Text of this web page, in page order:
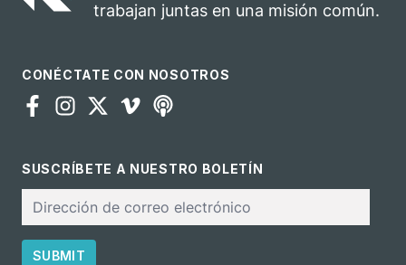
trabajan juntas en una misión común.
CONÉCTATE CON NOSOTROS
SUSCRÍBETE A NUESTRO BOLETÍN
electrónico
SUBMIT